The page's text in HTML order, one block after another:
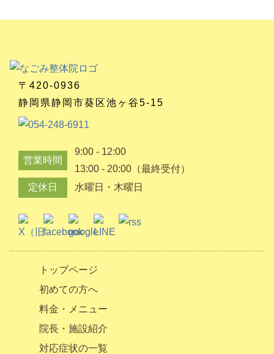
〒420-0936
静岡県静岡市葵区池ヶ谷5-15
営業時間
9:00 - 12:00
13:00 - 20:00（最終受付）
定休日
水曜日・木曜日
トップページ
初めての方へ
料金・メニュー
院長・施設紹介
対応症状の一覧